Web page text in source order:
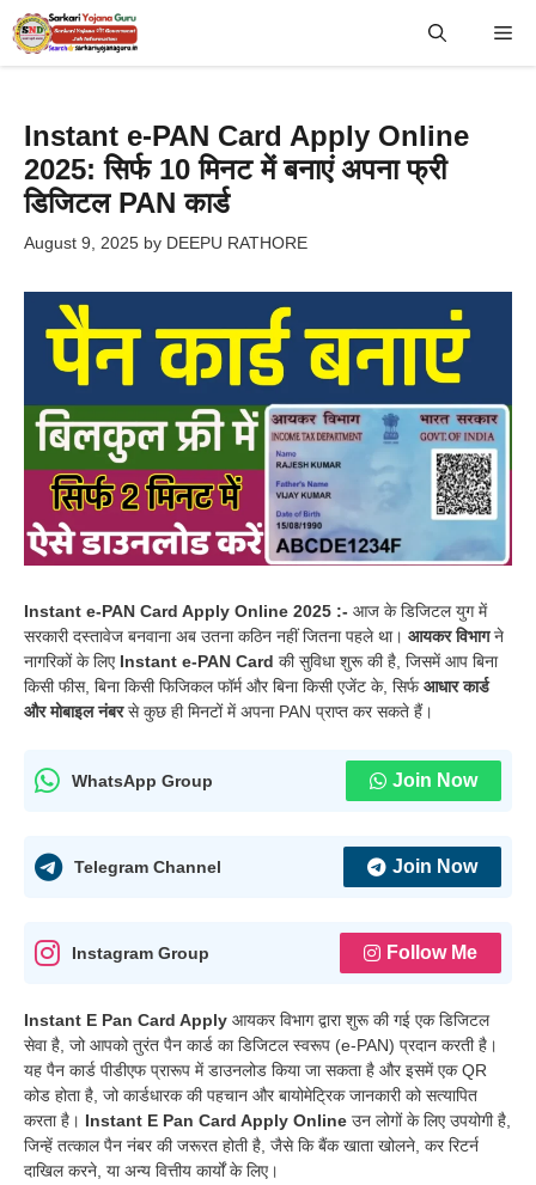
Skip
to
Instant e-PAN Card Apply Online
2025: सिर्फ 10 मिनट में बनाएं अपना फ्री
डिजिटल PAN कार्ड
August 9, 2025 by DEEPU RATHORE
Instant e-PAN Card Apply Online 2025 :- आज के डिजिटल युग में
सरकारी दस्तावेज बनवाना अब उतना कठिन नहीं जितना पहले था। आयकर विभागने
नागरिकों के लिए Instant e-PAN Card की सुविधा शुरू की है, जिसमें आप बिना
किसी फीस, बिना किसी फिजिकल फॉर्म और बिना किसी एजेंट के, सिर्फआधार कार्ड
और मोबाइल नंबरसे कुछ ही मिनटों में अपना PAN प्राप्त कर सकते हैं।
WhatsApp Group Join Now
Telegram Channel Join Now
Instagram Group Follow Me
Instant E Pan Card Apply आयकर विभाग द्वारा शुरू की गई एक डिजिटल
सेवा है, जो आपको तुरंत पैन कार्ड का डिजिटल स्वरूप (e-PAN) प्रदान करती है।
यह पैन कार्ड पीडीएफ प्रारूप में डाउनलोड किया जा सकता है और इसमें एक QR
कोड होता है, जो कार्डधारक की पहचान और बायोमेट्रिक जानकारी को सत्यापित
करता है। Instant E Pan Card Apply Online उन लोगों के लिए उपयोगी है,
जिन्हें तत्काल पैन नंबर की जरूरत होती है, जैसे कि बैंक खाता खोलने, कर रिटर्न
दाखिल करने, या अन्य वित्तीय कार्यों के लिए।